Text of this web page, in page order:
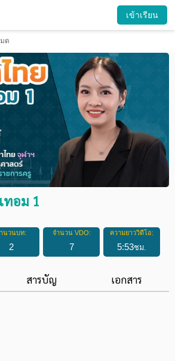
เข้าเรียน
ด
ทอม 1
นวนบท:
2
จำนวน VDO:
7
ความยาววิดีโอ:
5:53ชม.
สารบัญ เอกสาร